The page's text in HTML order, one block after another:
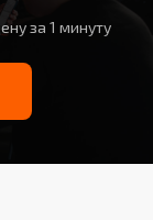
за 1 минуту